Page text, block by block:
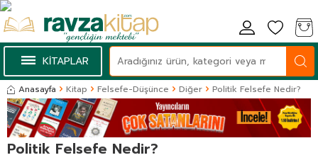
KİTAPLAR
Anasayfa Kitap Felsefe-Düşünce Diğer Politik Felsefe Nedir?
Politik Felsefe Nedir?